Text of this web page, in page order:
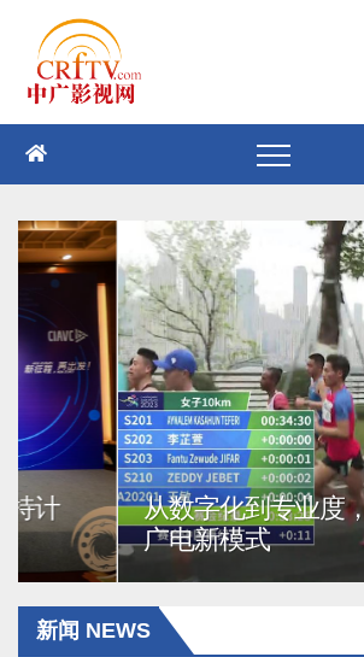
容
从数字化到专业度，马拉松
广电新模式
新闻 NEWS